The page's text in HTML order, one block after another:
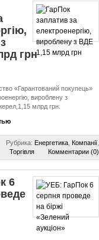
грн
«Гарантований покупець»
вироблену з
млрд грн.
Рубрика: Енергетика Компанії
Торгівля
Комментарии (0)
6